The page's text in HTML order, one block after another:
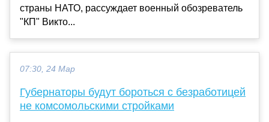
страны НАТО, рассуждает военный обозреватель
"КП" Викто...
07:30, 24 Мар
Губернаторы будут бороться с безработицей
не комсомольскими стройками